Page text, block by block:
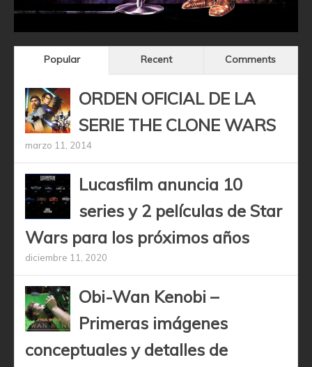
Popular Recent Comments
ORDEN OFICIAL DE LA
SERIE THE CLONE WARS
marzo 11, 2014
Lucasfilm anuncia 10
series y 2 películas de Star
Wars para los próximos años
diciembre 11, 2020
Obi-Wan Kenobi –
Primeras imágenes
conceptuales y detalles de